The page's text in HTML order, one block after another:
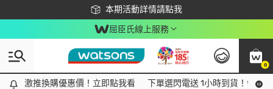
本期活動詳情請點我
下載app最高回饋$350
屈臣氏線上服務
0
激推換購優惠價！立即點我看
激推換購優惠價！立即點我看 下單選閃電送 1小時到貨！領神